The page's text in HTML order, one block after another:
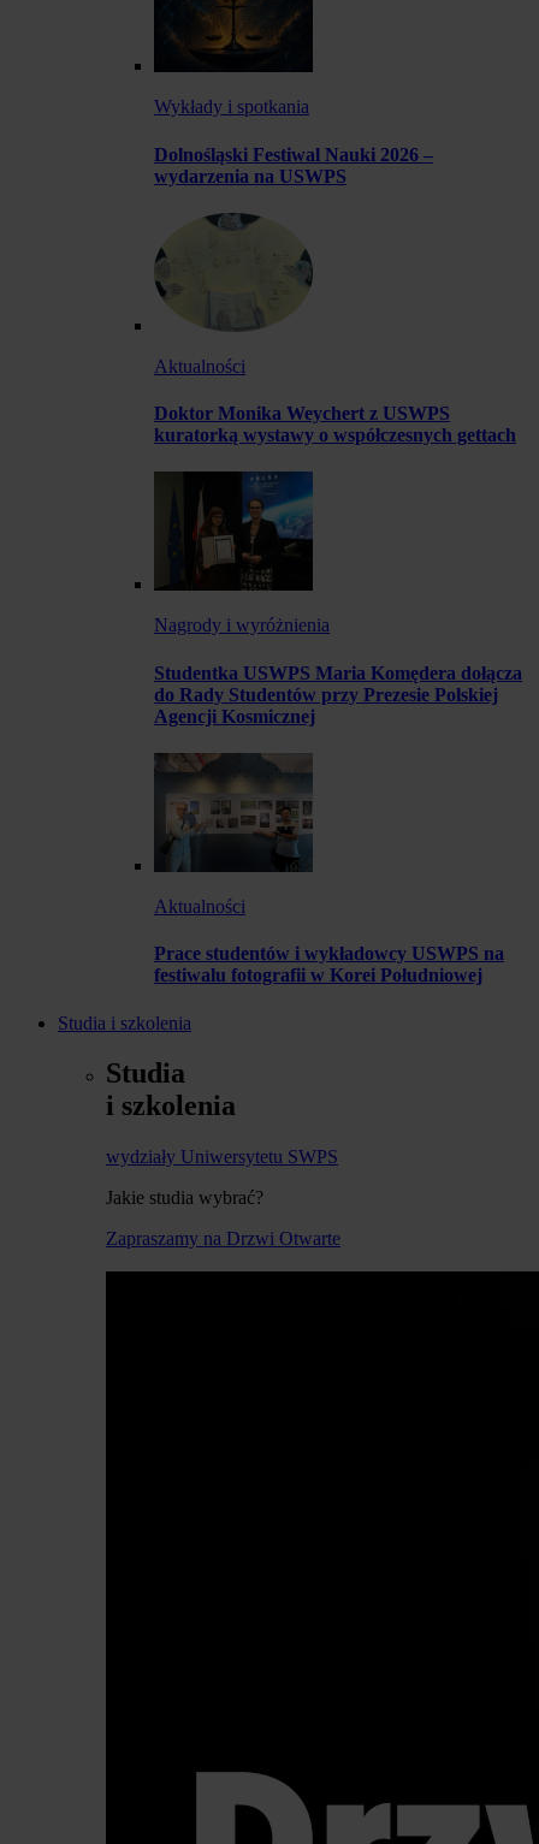
Wykłady i spotkania
Dolnośląski Festiwal Nauki 2026 –
wydarzenia na USWPS
Aktualności
Doktor Monika Weychert z USWPS
kuratorką wystawy o współczesnych gettach
Nagrody i wyróżnienia
Studentka USWPS Maria Komędera dołącza
do Rady Studentów przy Prezesie Polskiej
Agencji Kosmicznej
Aktualności
Prace studentów i wykładowcy USWPS na
festiwalu fotografii w Korei Południowej
Studia i szkolenia
Studia
i szkolenia
wydziały Uniwersytetu SWPS
Jakie studia wybrać?
Zapraszamy na Drzwi Otwarte